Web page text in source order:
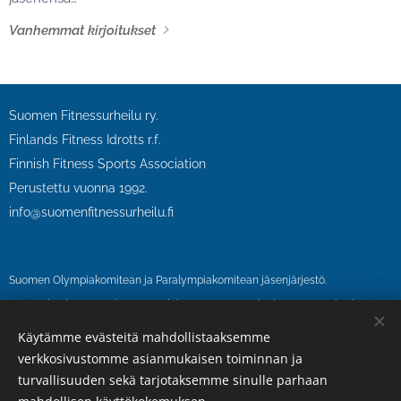
sääntömääräiseen
mukaisesti tämä
kokouskutsu
julkaistaan
vähintään neljä (4)
viikkoa ennen
Vanhemmat kirjoitukset
Suomen Fitnessurheilu ry.
Finlands Fitness Idrotts r.f.
Finnish Fitness Sports Association
Perustettu vuonna 1992.
info@suomenfitnessurheilu.fi
Suomen Olympiakomitean ja Paralympiakomitean jäsenjärjestö.
SFU on kansainvälisen IFBB-liiton (International Fitness and Bodybuilding
Federation) jäsen.
Käytämme evästeitä mahdollistaaksemme
verkkosivustomme asianmukaisen toiminnan ja
turvallisuuden sekä tarjotaksemme sinulle parhaan